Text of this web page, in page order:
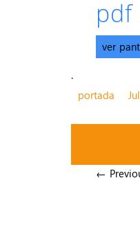
ver
.
portada
←